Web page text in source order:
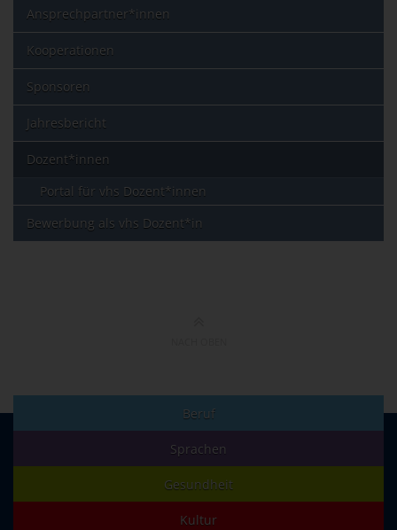
Ansprechpartner*innen
Kooperationen
Sponsoren
Jahresbericht
Dozent*innen
Portal für vhs Dozent*innen
Bewerbung als vhs Dozent*in
Beruf
Sprachen
Gesundheit
Kultur